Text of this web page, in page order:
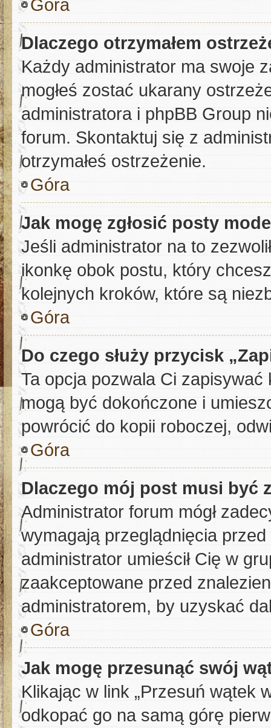
Góra
Dlaczego otrzymałem
Każdy administrator ma swoje
mogłeś zostać ukarany
administratora i phpBB Group
forum. Skontaktuj się z
otrzymałeś ostrzeżenie.
Góra
Jak mogę zgłosić posty
Jeśli administrator na to
ikonkę obok postu, który
kolejnych kroków, które są
Góra
Do czego służy przycisk
Ta opcja pozwala Ci
mogą być dokończone i
powrócić do kopii roboczej,
Góra
Dlaczego mój post musi być
Administrator forum mógł
wymagają przeglądnięcia
administrator umieścił Cię w
zaakceptowane przed
administratorem, by uzyskać
Góra
Jak mogę przesunąć swój
Klikając w link „Przesuń wątek
odkopać go na samą górę